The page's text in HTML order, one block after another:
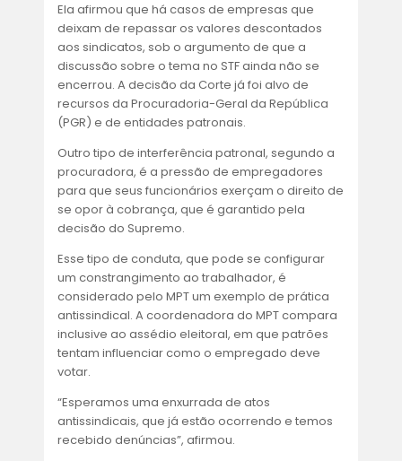
Ela afirmou que há casos de empresas que
deixam de repassar os valores descontados
aos sindicatos, sob o argumento de que a
discussão sobre o tema no STF ainda não se
encerrou. A decisão da Corte já foi alvo de
recursos da Procuradoria-Geral da República
(PGR) e de entidades patronais.
Outro tipo de interferência patronal, segundo a
procuradora, é a pressão de empregadores
para que seus funcionários exerçam o direito de
se opor à cobrança, que é garantido pela
decisão do Supremo.
Esse tipo de conduta, que pode se configurar
um constrangimento ao trabalhador, é
considerado pelo MPT um exemplo de prática
antissindical. A coordenadora do MPT compara
inclusive ao assédio eleitoral, em que patrões
tentam influenciar como o empregado deve
votar.
“Esperamos uma enxurrada de atos
antissindicais, que já estão ocorrendo e temos
recebido denúncias”, afirmou.